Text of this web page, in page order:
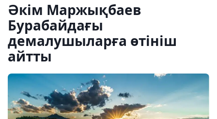
Әкім Маржықбаев
Бурабайдағы
демалушыларға өтініш
айтты